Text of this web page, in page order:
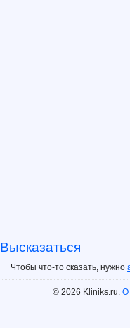
Высказаться
Чтобы что-то сказать, нужно
© 2026 Kliniks.ru. О